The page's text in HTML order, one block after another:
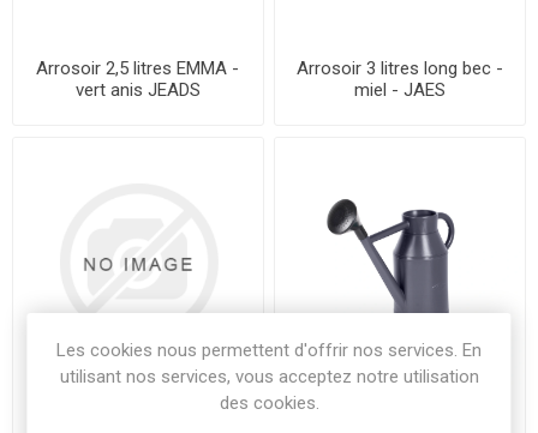
Arrosoir 2,5 litres EMMA -
vert anis JEADS
Arrosoir 3 litres long bec -
miel - JAES
Arrosoir 3 litres long bec -
Les cookies nous permettent d'offrir nos services. En
utilisant nos services, vous acceptez notre utilisation
des cookies.